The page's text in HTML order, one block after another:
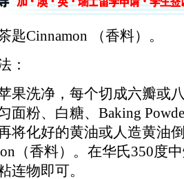
Cinnamon （香料）。
洗净，每个切成六瓣或八
面粉、白糖、Baking
将化好的黄油或人造黄油
（香料）。在华氏350度
连物即可。